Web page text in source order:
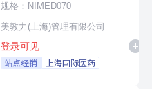
规格：NIMED070
美敦力(上海)管理有限公司
登录可见
站点经销 上海国际医药